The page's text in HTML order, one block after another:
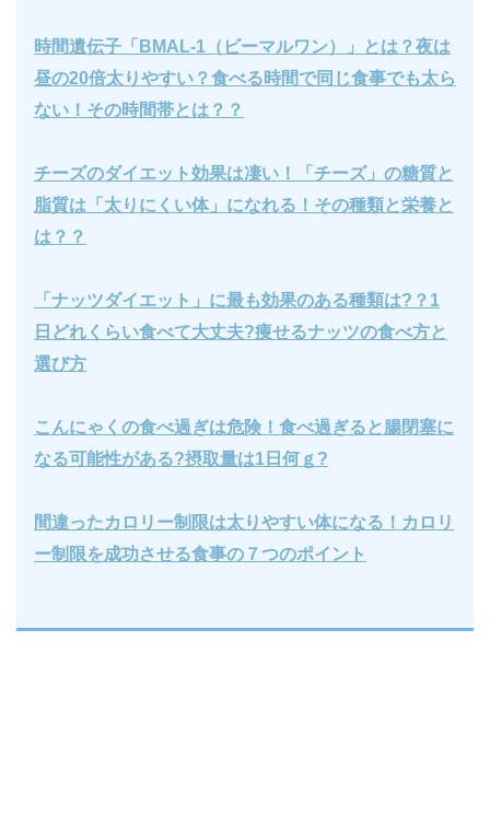
時間遺伝子「BMAL-1（ビーマルワン）」とは？夜は
昼の20倍太りやすい？食べる時間で同じ食事でも太ら
ない！その時間帯とは？？
チーズのダイエット効果は凄い！「チーズ」の糖質と
脂質は「太りにくい体」になれる！その種類と栄養と
は？？
「ナッツダイエット」に最も効果のある種類は?？1
日どれくらい食べて大丈夫?痩せるナッツの食べ方と
選び方
こんにゃくの食べ過ぎは危険！食べ過ぎると腸閉塞に
なる可能性がある?摂取量は1日何ｇ?
間違ったカロリー制限は太りやすい体になる！カロリ
ー制限を成功させる食事の７つのポイント